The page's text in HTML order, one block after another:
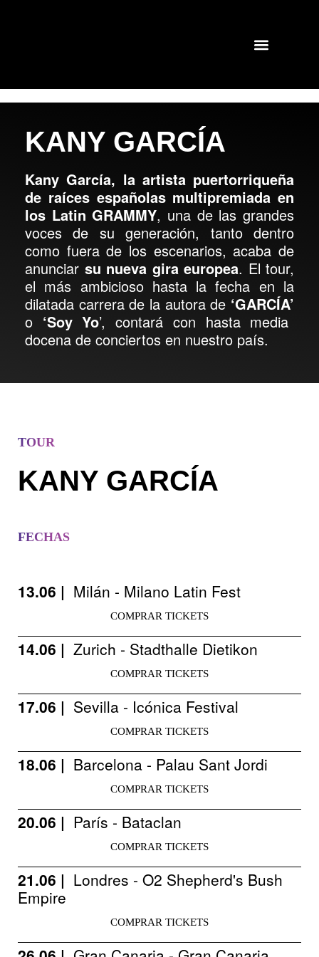
KANY GARCÍA
Kany García, la artista puertorriqueña
de raíces españolas multipremiada en
los Latin GRAMMY, una de las grandes
voces de su generación, tanto dentro
como fuera de los escenarios, acaba de
anunciar su nueva gira europea. El tour,
el más ambicioso hasta la fecha en la
dilatada carrera de la autora de ‘GARCÍA’
o ‘Soy Yo’, contará con hasta media
docena de conciertos en nuestro país.
TOUR
KANY GARCÍA
FECHAS
13.06 | Milán - Milano Latin Fest
COMPRAR TICKETS
14.06 | Zurich - Stadthalle Dietikon
COMPRAR TICKETS
17.06 | Sevilla - Icónica Festival
COMPRAR TICKETS
18.06 | Barcelona - Palau Sant Jordi
COMPRAR TICKETS
20.06 | París - Bataclan
COMPRAR TICKETS
21.06 | Londres - O2 Shepherd's Bush
Empire
COMPRAR TICKETS